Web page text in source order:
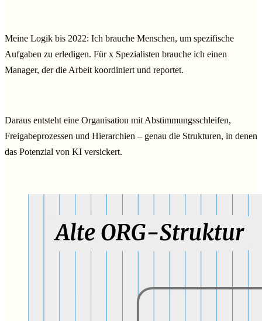
Meine Logik bis 2022: Ich brauche Menschen, um spezifische
Aufgaben zu erledigen. Für x Spezialisten brauche ich einen
Manager, der die Arbeit koordiniert und reportet.
Daraus entsteht eine Organisation mit Abstimmungsschleifen,
Freigabeprozessen und Hierarchien – genau die Strukturen, in denen
das Potenzial von KI versickert.